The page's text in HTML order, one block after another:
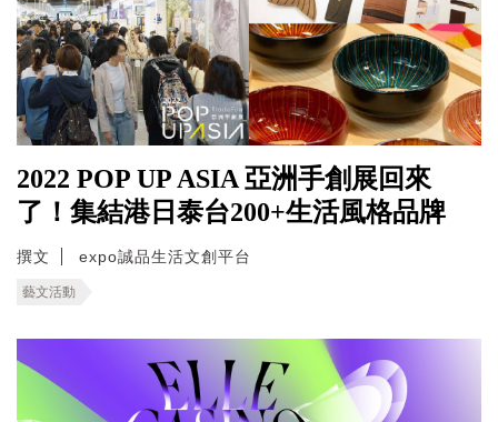
2022 POP UP ASIA 亞洲手創展回來
了！集結港日泰台200+生活風格品牌
撰文 expo誠品生活文創平台
藝文活動